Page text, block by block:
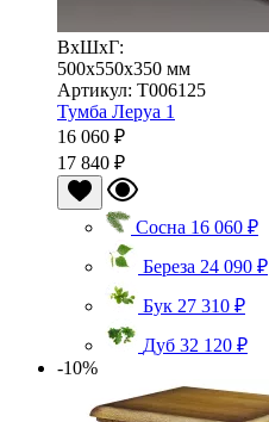
ВхШхГ:
500x550x350 мм
Артикул: Т006125
Тумба Леруа 1
16 060 ₽
17 840 ₽
Сосна 16 060 ₽
Береза 24 090 ₽
Бук 27 310 ₽
Дуб 32 120 ₽
-10%